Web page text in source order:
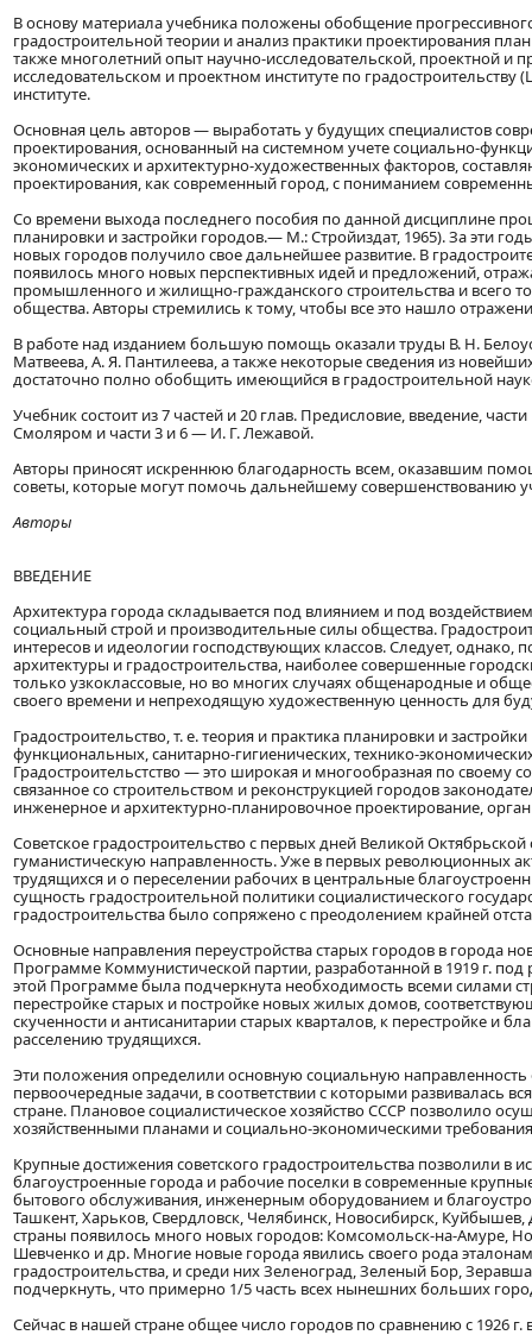
В основу материала учебника положены обобщение
градостроительной теории и анализ практики проектирования
также многолетний опыт научно-исследовательской, проектной и
исследовательском и проектном институте по
институте.
Основная цель авторов — выработать у будущих специалистов
проектирования, основанный на системном учете социально-
экономических и архитектурно-художественных факторов,
проектирования, как современный город, с пониманием
Со времени выхода последнего пособия по данной дисциплине
планировки и застройки городов.— М.: Стройиздат, 1965). За эти
новых городов получило свое дальнейшее развитие. В
появилось много новых перспективных идей и предложений,
промышленного и жилищно-гражданского строительства и всего
общества. Авторы стремились к тому, чтобы все это нашло
В работе над изданием большую помощь оказали труды В. Н.
Матвеева, А. Я. Пантилеева, а также некоторые сведения из
достаточно полно обобщить имеющийся в градостроительной
Учебник состоит из 7 частей и 20 глав. Предисловие, введение,
Смоляром и части 3 и 6 — И. Г. Лежавой.
Авторы приносят искреннюю благодарность всем, оказавшим
советы, которые могут помочь дальнейшему совершенствованию
Авторы
ВВЕДЕНИЕ
Архитектура города складывается под влиянием и под
социальный строй и производительные силы общества.
интересов и идеологии господствующих классов. Следует,
архитектуры и градостроительства, наиболее совершенные
только узкоклассовые, но во многих случаях общенародные и
своего времени и непреходящую художественную ценность для
Градостроительство, т. е. теория и практика планировки и
функциональных, санитарно-гигиенических, технико-
Градостроительстство — это широкая и многообразная по своему
связанное со строительством и реконструкцией городов
инженерное и архитектурно-планировочное проектирование,
Советское градостроительство с первых дней Великой
гуманистическую направленность. Уже в первых революционных
трудящихся и о переселении рабочих в центральные
сущность градостроительной политики социалистического
градостроительства было сопряжено с преодолением крайней
Основные направления переустройства старых городов в города
Программе Коммунистической партии, разработанной в 1919 г.
этой Программе была подчеркнута необходимость всеми силами
перестройке старых и постройке новых жилых домов,
скученности и антисанитарии старых кварталов, к перестройке и
расселению трудящихся.
Эти положения определили основную социальную направленность
первоочередные задачи, в соответствии с которыми развивалась
стране. Плановое социалистическое хозяйство СССР позволило
хозяйственными планами и социально-экономическими
Крупные достижения советского градостроительства позволили
благоустроенные города и рабочие поселки в современные
бытового обслуживания, инженерным оборудованием и
Ташкент, Харьков, Свердловск, Челябинск, Новосибирск,
страны появилось много новых городов: Комсомольск-на-Амуре,
Шевченко и др. Многие новые города явились своего рода
градостроительства, и среди них Зеленоград, Зеленый Бор,
подчеркнуть, что примерно 1/5 часть всех нынешних больших
Сейчас в нашей стране общее число городов по сравнению с 1926 г.